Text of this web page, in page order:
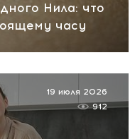
Нила: что
часу
19 июля 2026
912